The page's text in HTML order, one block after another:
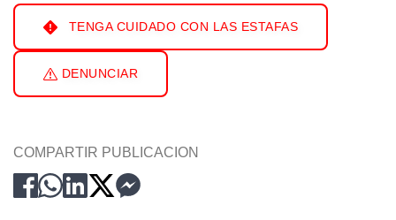
TENGA CUIDADO CON LAS ESTAFAS
DENUNCIAR
COMPARTIR PUBLICACION